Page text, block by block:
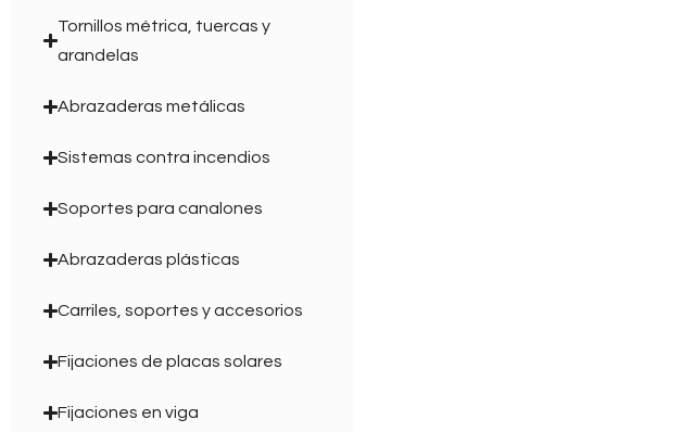
Tornillos métrica, tuercas y
arandelas
Abrazaderas metálicas
Sistemas contra incendios
Soportes para canalones
Abrazaderas plásticas
Carriles, soportes y accesorios
Fijaciones de placas solares
Fijaciones en viga